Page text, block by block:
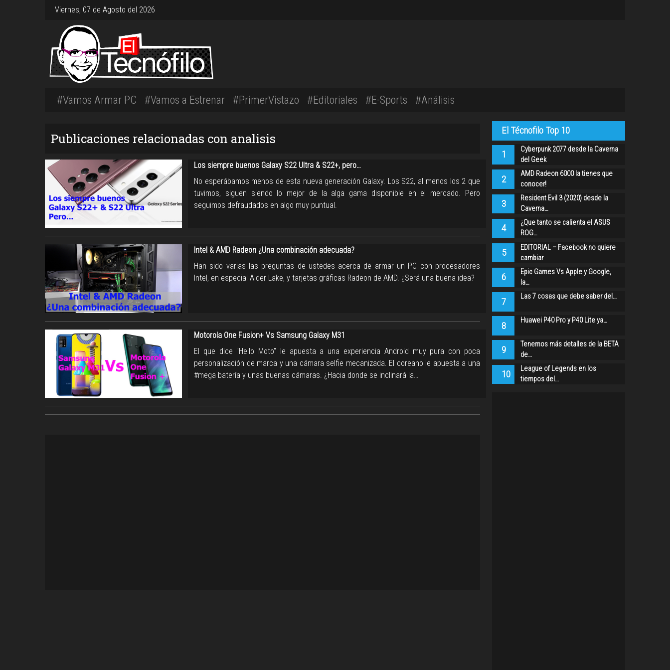
Viernes, 07 de Agosto del 2026
#Vamos Armar PC #Vamos a Estrenar #PrimerVistazo #Editoriales #E-Sports #Análisis
Publicaciones relacionadas con analisis
Los siempre buenos Galaxy S22 Ultra & S22+, pero…
No esperábamos menos de esta nueva generación Galaxy. Los S22, al menos los 2 que
tuvimos, siguen siendo lo mejor de la alga gama disponible en el mercado. Pero
seguimos defraudados en algo muy puntual.
Intel & AMD Radeon ¿Una combinación adecuada?
Han sido varias las preguntas de ustedes acerca de armar un PC con procesadores
Intel, en especial Alder Lake, y tarjetas gráficas Radeon de AMD. ¿Será una buena idea?
Motorola One Fusion+ Vs Samsung Galaxy M31
El que dice "Hello Moto" le apuesta a una experiencia Android muy pura con poca
personalización de marca y una cámara selfie mecanizada. El coreano le apuesta a una
#mega batería y unas buenas cámaras. ¿Hacia donde se inclinará la…
El Técnofilo Top 10
1
Cyberpunk 2077 desde la Caverna
del Geek
2
AMD Radeon 6000 la tienes que
conocer!
3
Resident Evil 3 (2020) desde la
Caverna…
4
¿Que tanto se calienta el ASUS
ROG…
5
EDITORIAL – Facebook no quiere
cambiar
6
Epic Games Vs Apple y Google,
la…
7 Las 7 cosas que debe saber del…
8 Huawei P40 Pro y P40 Lite ya…
9
Tenemos más detalles de la BETA
de…
10
League of Legends en los
tiempos del…